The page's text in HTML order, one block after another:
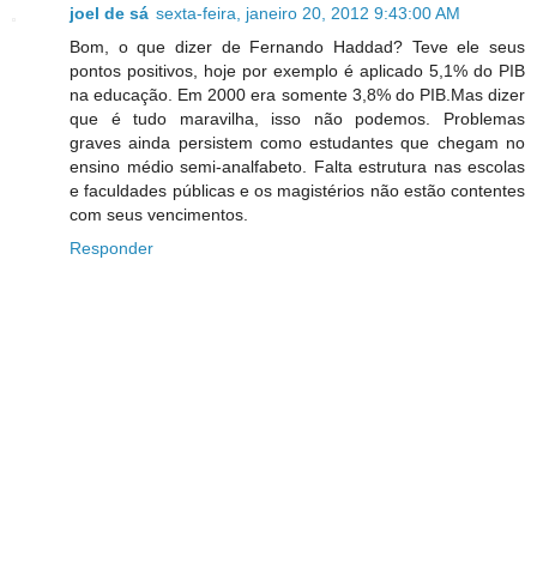
joel de sá sexta-feira, janeiro 20, 2012 9:43:00 AM
Bom, o que dizer de Fernando Haddad? Teve ele seus
pontos positivos, hoje por exemplo é aplicado 5,1% do PIB
na educação. Em 2000 era somente 3,8% do PIB.Mas dizer
que é tudo maravilha, isso não podemos. Problemas
graves ainda persistem como estudantes que chegam no
ensino médio semi-analfabeto. Falta estrutura nas escolas
e faculdades públicas e os magistérios não estão contentes
com seus vencimentos.
Responder